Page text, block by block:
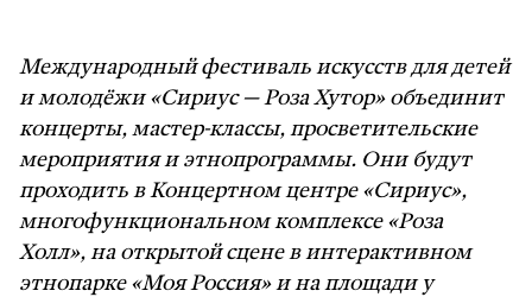
Международный фестиваль искусств для детей
и молодёжи «Сириус — Роза Хутор» объединит
концерты, мастер-классы, просветительские
мероприятия и этнопрограммы. Они будут
проходить в Концертном центре «Сириус»,
многофункциональном комплексе «Роза
Холл», на открытой сцене в интерактивном
этнопарке «Моя Россия» и на площади у